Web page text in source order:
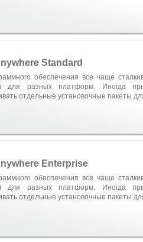
Standard
обеспечения все чаще
для разных платформ. Иногда
отдельные установочные пакеты
Enterprise
обеспечения все чаще
для разных платформ. Иногда
отдельные установочные пакеты